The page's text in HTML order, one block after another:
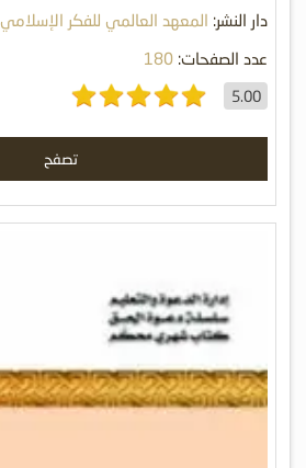
دار النشر: المعهد العالمي للفكر الإسلامي
عدد الصفحات: 180
5.00
تصفح